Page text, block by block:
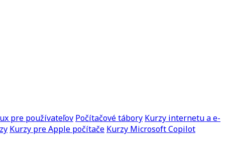
pre používateľov Počítačové tábory Kurzy internetu a e-
Kurzy pre Apple počítače Kurzy Microsoft Copilot